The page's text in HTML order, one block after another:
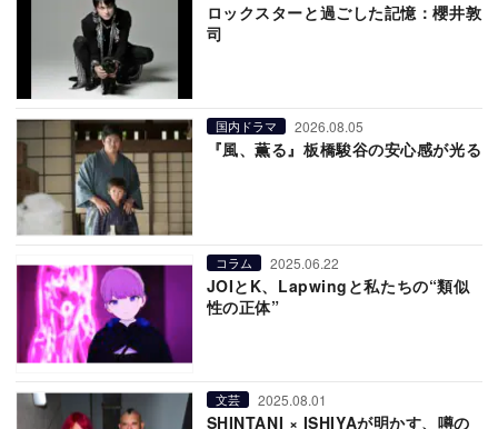
ロックスターと過ごした記憶：櫻井敦
司
国内ドラマ 2026.08.05
『風、薫る』板橋駿谷の安心感が光る
コラム 2025.06.22
JOIとK、Lapwingと私たちの“類似
性の正体”
文芸 2025.08.01
SHINTANI × ISHIYAが明かす、噂の